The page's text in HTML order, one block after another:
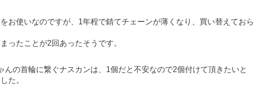
お使いなのですが、1年程で錆てチェーンが薄くなり、買い替えておら
ったことが2回あったそうです。
んの首輪に繋ぐナスカンは、1個だと不安なので2個付けて頂きたいと
た。